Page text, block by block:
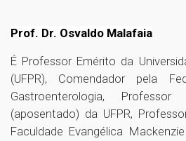
Prof. Dr. Osvaldo Malafaia
É Professor Emérito da
(UFPR), Comendador pela
Gastroenterologia,
(aposentado) da UFPR,
Faculdade Evangélica